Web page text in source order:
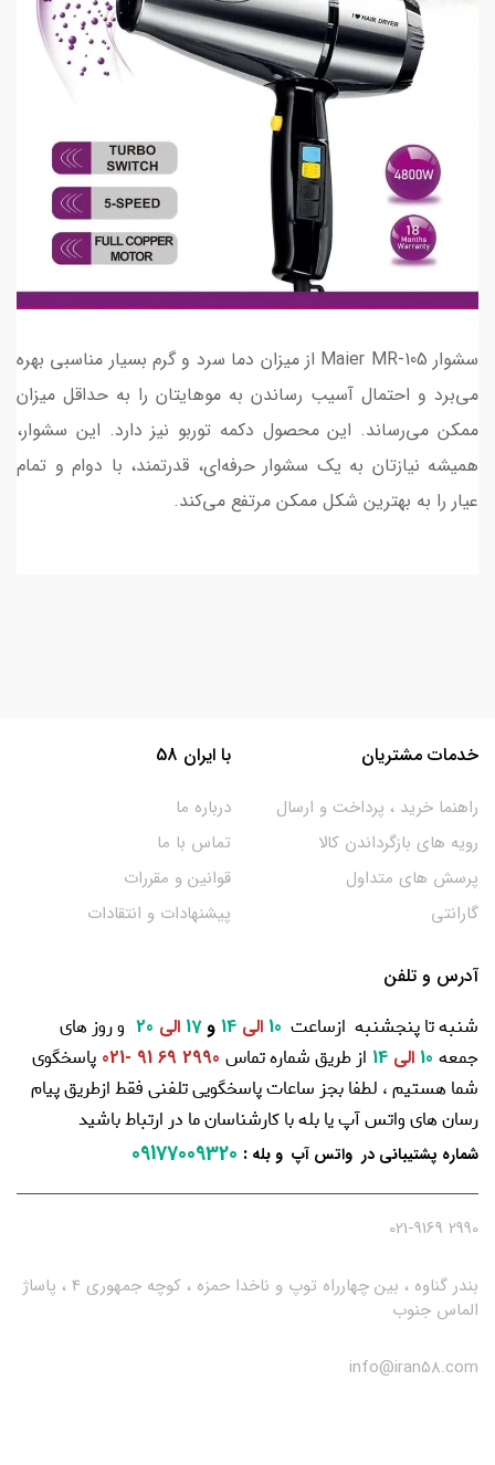
سشوار Maier MR-105 از میزان دما سرد و گرم بسیار مناسبی بهره
می‌برد و احتمال آسیب رساندن به موهایتان را به حداقل میزان
ممکن می‌رساند. این محصول دکمه توربو نیز دارد. این سشوار،
همیشه نیازتان به یک سشوار حرفه‌ای، قدرتمند، با دوام و تمام
عیار را به بهترین شکل ممکن مرتفع می‌کند.
خدمات مشتریان
راهنما خرید ، پرداخت و ارسال
رویه های بازگرداندن کالا
پرسش های متداول
گارانتی
با ایران 58
درباره ما
تماس با ما
قوانین و مقررات
پیشنهادات و انتقادات
آدرس و تلفن
شنبه تا پنجشنبه ازساعت 10 الی و17 الی
و روز های
جمعه
الی از طریق شماره تماس 2990 69 91 -021
پاسخگوی
شما هستیم ، لطفا بجز ساعات پاسخگویی تلفنی فقط ازطریق پیام
رسان های واتس آپ یا بله با کارشناسان ما در ارتباط باشید
شماره پشتیبانی در واتس آپ و بله :
09177009320
2990 021-9169
بندر گناوه ، بین چهارراه توپ و ناخدا حمزه ، کوچه جمهوری 4 ، پاساژ
الماس جنوب
info@iran58.com